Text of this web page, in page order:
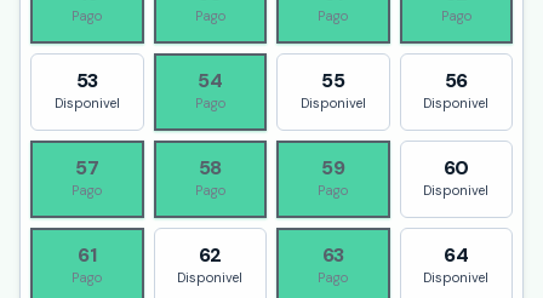
Pago Pago Pago Pago
53
Disponivel
54
Pago
55
Disponivel
56
Disponivel
57
Pago
58
Pago
59
Pago
60
Disponivel
61
Pago
62
Disponivel
63
Pago
64
Disponivel